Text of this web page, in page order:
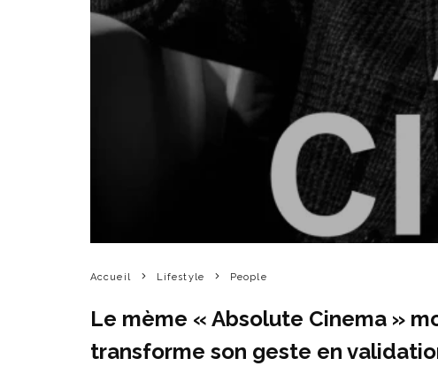
Accueil Lifestyle People
Le mème « Absolute Cinema »
transforme son geste en